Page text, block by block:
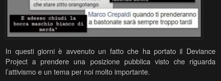
In questi giorni è avvenuto un fatto che ha portato il Deviance
Project a prendere una posizione pubblica visto che riguarda
l’attivismo e un tema per noi molto importante.